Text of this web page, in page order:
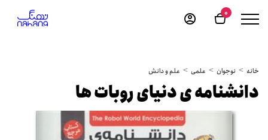
0
خانه نوجوان علمی علم و دانش
دانشنامه ی دنیای روبات ها